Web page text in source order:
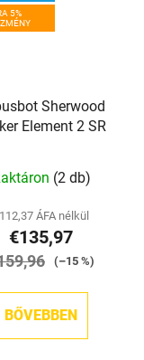
5%
Sherwood
Element 2 SR
(2 db)
ÁFA nélkül
€135,97
(–15 %)
BŐVEBBEN